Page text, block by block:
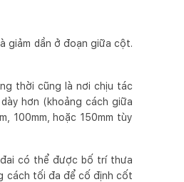
giảm dần ở đoạn giữa cột.
thời cũng là nơi chịu tác
hơn (khoảng cách giữa
100mm, hoặc 150mm tùy
có thể được bố trí thưa
cách tối đa để cố định cốt